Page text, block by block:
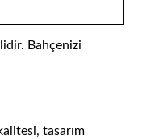
Bahçenizi
tasarım